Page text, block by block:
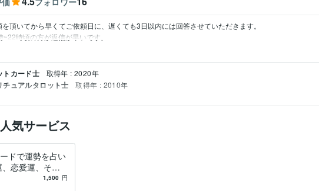
を頂いてから早くてご依頼日に、遅くても3日以内には回答させていただきます。
~22時頃の方が返信が早いです。
トカード士 取得年 : 2020年
チュアルタロット士 取得年 : 2010年
気サービス
ドで運勢を占い
恋愛運、その
す。
1,500 円